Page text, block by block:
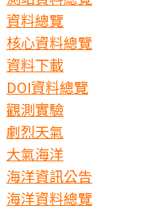
資料總覽
核心資料總覽
資料下載
DOI資料總覽
觀測實驗
劇烈天氣
大氣海洋
海洋資訊公告
海洋資料總覽